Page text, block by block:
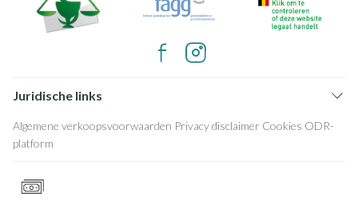
Juridische links
Algemene verkoopsvoorwaarden Privacy disclaimer Cookies ODR-
platform